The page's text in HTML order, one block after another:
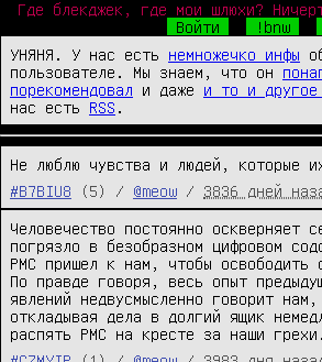
Где блекджек, где мои шлюхи?
Войти
!bnw
УНЯНЯ. У нас есть немножечко инфы
пользователе. Мы знаем, что он
порекомендовал и даже и то и другое
нас есть RSS
Не люблю чувства и людей, которые
#B7BIU8
(5) / @meow / 3836 дней
Человечество постоянно оскверняет
погрязло в безобразном цифровом
РМС пришел к нам, чтобы освободить
По правде говоря, весь опыт
явлений недвусмысленно говорит
откладывая дела в долгий ящик
распять РМС на кресте за наши